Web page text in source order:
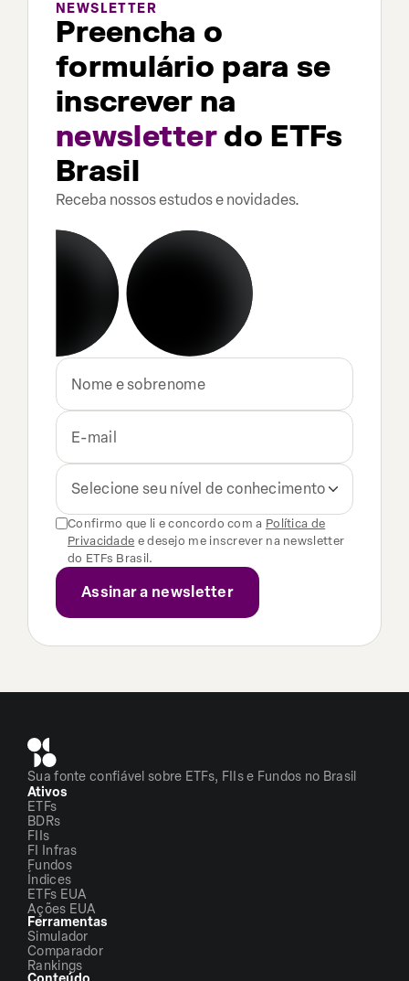
NEWSLETTER
Preencha o
formulário para se
inscrever na
newsletterdo ETFs
Brasil
Receba nossos estudos e novidades.
Selecione seu nível de conhecimento
Confirmo que li e concordo com a Política de
Privacidade e desejo me inscrever na newsletter
do ETFs Brasil.
Sua fonte confiável sobre ETFs, FIIs e Fundos no Brasil
Ativos
ETFs
BDRs
FIIs
FI Infras
Fundos
Índices
ETFs EUA
Ações EUA
Ferramentas
Simulador
Comparador
Rankings